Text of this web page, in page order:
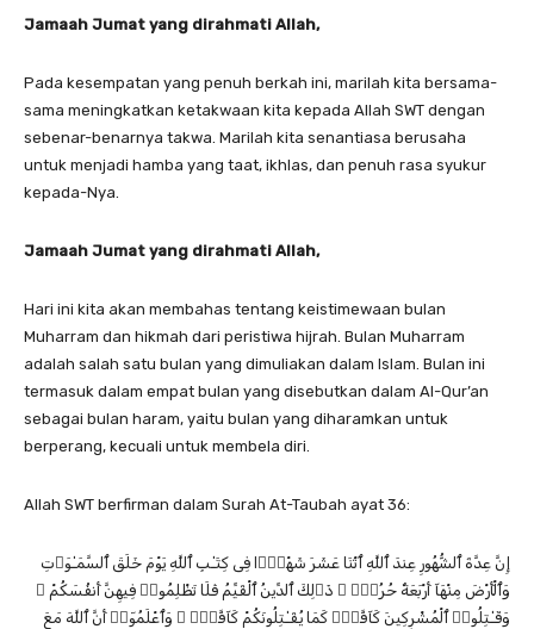
Jamaah Jumat yang dirahmati Allah,
Pada kesempatan yang penuh berkah ini, marilah kita bersama-
sama meningkatkan ketakwaan kita kepada Allah SWT dengan
sebenar-benarnya takwa. Marilah kita senantiasa berusaha
untuk menjadi hamba yang taat, ikhlas, dan penuh rasa syukur
kepada-Nya.
Jamaah Jumat yang dirahmati Allah,
Hari ini kita akan membahas tentang keistimewaan bulan
Muharram dan hikmah dari peristiwa hijrah. Bulan Muharram
adalah salah satu bulan yang dimuliakan dalam Islam. Bulan ini
termasuk dalam empat bulan yang disebutkan dalam Al-Qur’an
sebagai bulan haram, yaitu bulan yang diharamkan untuk
berperang, kecuali untuk membela diri.
Allah SWT berfirman dalam Surah At-Taubah ayat 36:
إِنَّ عِدَّةَ ٱلشُّهُورِ عِندَ ٱللَّهِ ٱثْنَا عَشَرَ شَهْرًۭا فِى كِتَـٰبِ ٱللَّهِ يَوْمَ خَلَقَ ٱلسَّمَـٰوَٲتِ
وَٱلْأَرْضَ مِنْهَآ أَرْبَعَةٌ حُرُمٌۭ ۚ ذَٲلِكَ ٱلدِّينُ ٱلْقَيِّمُ فَلَا تَظْلِمُوا۟ فِيهِنَّ أَنفُسَكُمْ ۚ
وَقَـٰتِلُوا۟ ٱلْمُشْرِكِينَ كَآفَّةًۭ كَمَا يُقَـٰتِلُونَكُمْ كَآفَّةًۭ ۚ وَٱعْلَمُوٓا۟ أَنَّ ٱللَّهَ مَعَ